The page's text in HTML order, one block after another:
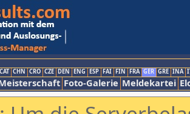
CAT CHN CRO CZE DEN ENG ESP FAI FIN FRA GER GRE INA
Foto-Galerie Meldekartei